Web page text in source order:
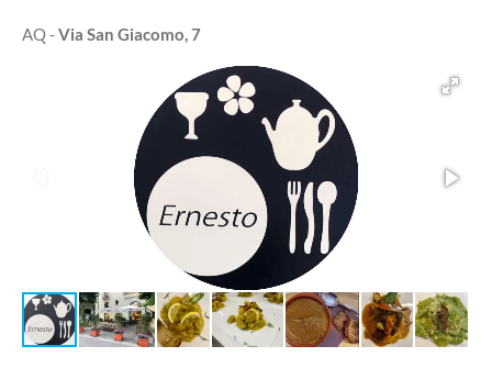
AQ -Via San Giacomo, 7